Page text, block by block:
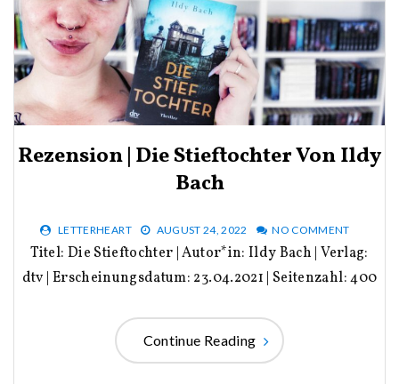
Rezension | Die Stieftochter Von Ildy
Bach
LETTERHEART AUGUST 24, 2022 NO COMMENT
Titel: Die Stieftochter | Autor*in: Ildy Bach | Verlag:
dtv | Erscheinungsdatum: 23.04.2021 | Seitenzahl: 400
Continue Reading